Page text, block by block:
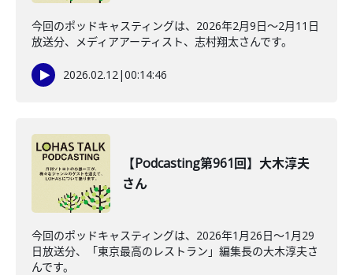
今回のポッドキャスティングは、2026年2月9日〜2月11日
放送分、メディアアーティスト、志村翔太さんです。
2026.02.12|00:14:46
【Podcasting第961回】大木淳夫
さん
今回のポッドキャスティングは、2026年1月26日〜1月29
日放送分、「東京最高のレストラン」編集長の大木淳夫さ
んです。